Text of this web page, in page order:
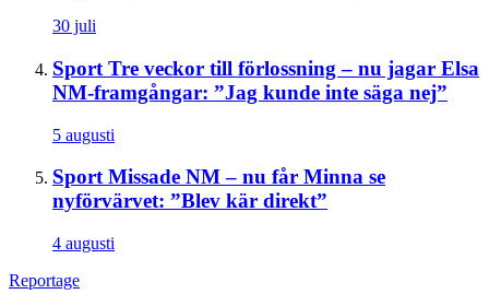
30 juli
Sport Tre veckor till förlossning – nu jagar Elsa
NM-framgångar: ”Jag kunde inte säga nej”
5 augusti
SportMissade NM – nu får Minna se
nyförvärvet: ”Blev kär direkt”
4 augusti
Reportage